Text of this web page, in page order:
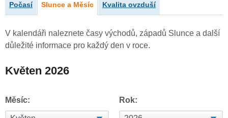
Počasí Slunce a Měsíc Kvalita ovzduší
V kalendáři naleznete časy východů, západů Slunce a další
důležité informace pro každý den v roce.
Květen 2026
Měsíc: Rok: